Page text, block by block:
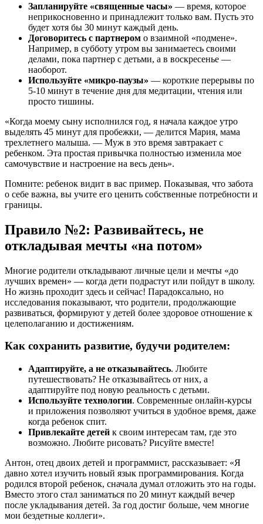
Запланируйте «священные часы» — время, которое
неприкосновенно и принадлежит только вам. Пусть это
будет хотя бы 30 минут каждый день.
Договоритесь с партнером о взаимной «подмене».
Например, в субботу утром вы занимаетесь своими
делами, пока партнер с детьми, а в воскресенье —
наоборот.
Используйте «микро-паузы» — короткие перерывы по
5-10 минут в течение дня для медитации, чтения или
просто тишины.
«Когда моему сыну исполнился год, я начала каждое утро
выделять 45 минут для пробежки, — делится Мария, мама
трехлетнего малыша. — Муж в это время завтракает с
ребенком. Эта простая привычка полностью изменила мое
самочувствие и настроение на весь день».
Помните: ребенок видит в вас пример. Показывая, что забота
о себе важна, вы учите его ценить собственные потребности и
границы.
Правило №2: Развивайтесь, не
откладывая мечты «на потом»
Многие родители откладывают личные цели и мечты «до
лучших времен» — когда дети подрастут или пойдут в школу.
Но жизнь проходит здесь и сейчас! Парадоксально, но
исследования показывают, что родители, продолжающие
развиваться, формируют у детей более здоровое отношение к
целеполаганию и достижениям.
Как сохранить развитие, будучи родителем:
Адаптируйте, а не отказывайтесь. Любите
путешествовать? Не отказывайтесь от них, а
адаптируйте под новую реальность с детьми.
Используйте технологии. Современные онлайн-курсы
и приложения позволяют учиться в удобное время, даже
когда ребенок спит.
Привлекайте детей к своим интересам там, где это
возможно. Любите рисовать? Рисуйте вместе!
Антон, отец двоих детей и программист, рассказывает: «Я
давно хотел изучить новый язык программирования. Когда
родился второй ребенок, сначала думал отложить это на годы.
Вместо этого стал заниматься по 20 минут каждый вечер
после укладывания детей. За год достиг больше, чем многие
мои бездетные коллеги».